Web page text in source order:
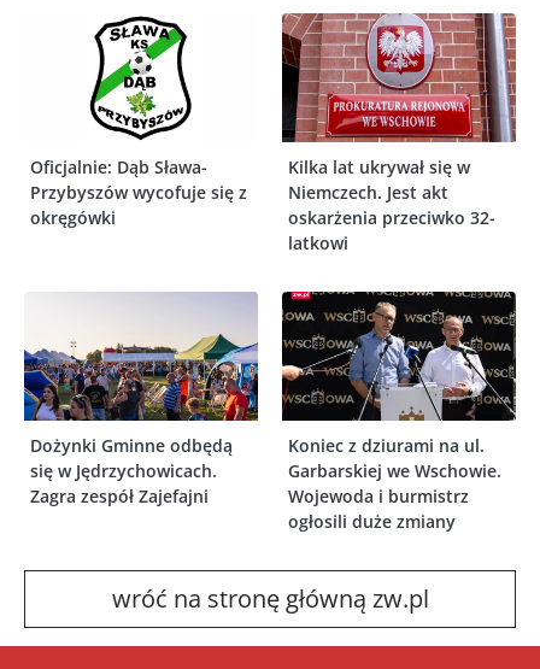
Oficjalnie: Dąb Sława-
Przybyszów wycofuje się z
okręgówki
Kilka lat ukrywał się w
Niemczech. Jest akt
oskarżenia przeciwko 32-
latkowi
Dożynki Gminne odbędą
się w Jędrzychowicach.
Zagra zespół Zajefajni
Koniec z dziurami na ul.
Garbarskiej we Wschowie.
Wojewoda i burmistrz
ogłosili duże zmiany
wróć na stronę główną zw.pl